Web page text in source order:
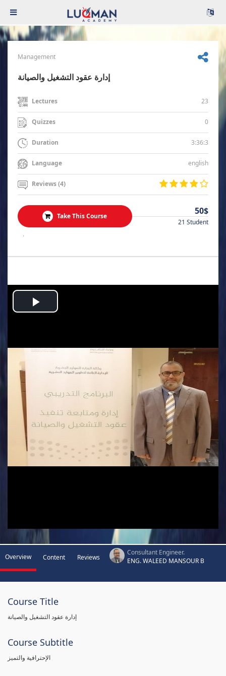
Management
إدارة عقود التشغيل والصيانة
Lectures 23
Quizzes 0
Duration 3:36:3
Language english
Reviews (4)
Take This Course 50$
21 Student
.
Play
Overview Content Reviews
Consultant Engineer.
ENG. WALEED MANSOUR B
Course Title
إدارة عقود التشغيل والصيانة
Course Subtitle
الإحترافية والتميز